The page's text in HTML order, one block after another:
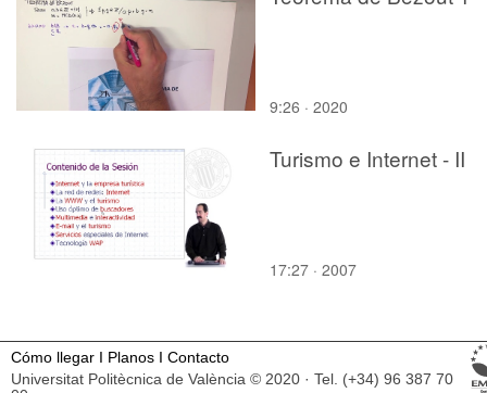
9:26 · 2020
Turismo e Internet - II
17:27 · 2007
Cómo llegar I Planos I Contacto
Universitat Politècnica de València © 2020 · Tel. (+34) 96 387 70